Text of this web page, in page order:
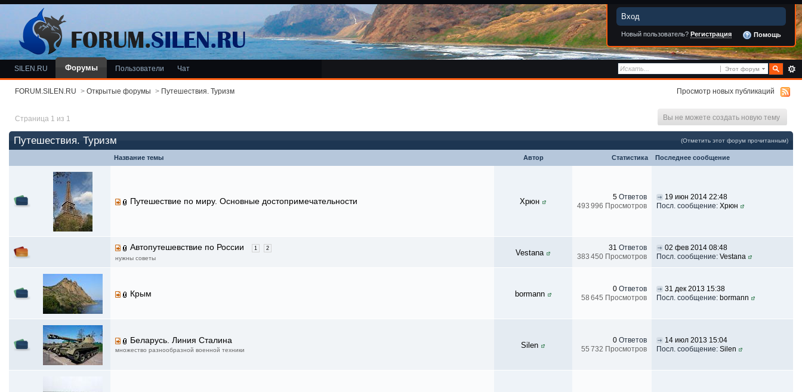
Вход
Новый пользователь? Регистрация Помощь
Этот форум
SILEN.RU Форумы Пользователи Чат
FORUM.SILEN.RU > Открытые форумы > Путешествия. Туризм Просмотр новых публикаций
Страница 1 из 1 Вы не можете создать новую тему
Путешествия. Туризм (Отметить этот форум прочитанным)
Название темы Автор Статистика Последнее сообщение
Путешествие по миру. Основные достопримечательности Хрюн 5 Ответов
493 996 Просмотров
19 июн 2014 22:48
Посл. сообщение: Хрюн
Автопутешевствие по России 1 2
нужны советы
Vestana
31 Ответов
383 450 Просмотров
02 фев 2014 08:48
Посл. сообщение: Vestana
Крым bormann
0 Ответов
58 645 Просмотров
31 дек 2013 15:38
Посл. сообщение: bormann
Беларусь. Линия Сталина
множество разнообразной военной техники
Silen
0 Ответов
55 732 Просмотров
14 июл 2013 15:04
Посл. сообщение: Silen